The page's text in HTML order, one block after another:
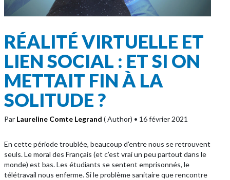
RÉALITÉ VIRTUELLE ET
LIEN SOCIAL : ET SI ON
METTAIT FIN À LA
SOLITUDE ?
Par Laureline Comte Legrand ( Author) • 16 février 2021
En cette période troublée, beaucoup d’entre nous se retrouvent
seuls. Le moral des Français (et c’est vrai un peu partout dans le
monde) est bas. Les étudiants se sentent emprisonnés, le
télétravail nous enferme. Si le problème sanitaire que rencontre